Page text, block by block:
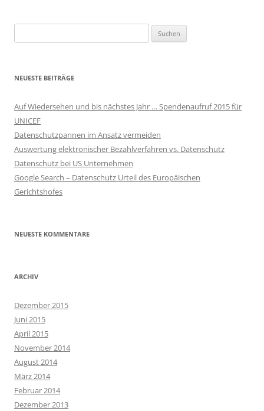
nach:
NEUESTE BEITRÄGE
Auf Wiedersehen und bis nächstes Jahr … Spendenaufruf 2015 für
UNICEF
Datenschutzpannen im Ansatz vermeiden
Auswertung elektronischer Bezahlverfahren vs. Datenschutz
Datenschutz bei US Unternehmen
Google Search – Datenschutz Urteil des Europäischen
Gerichtshofes
NEUESTE KOMMENTARE
ARCHIV
Dezember 2015
Juni 2015
April 2015
November 2014
August 2014
März 2014
Februar 2014
Dezember 2013